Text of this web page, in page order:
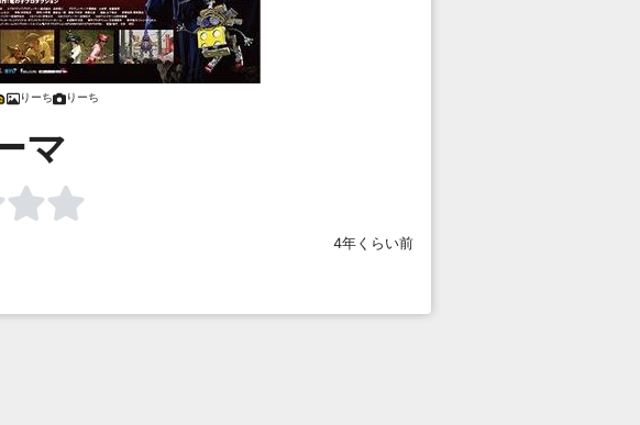
りーち りーち
マ
4年くらい前